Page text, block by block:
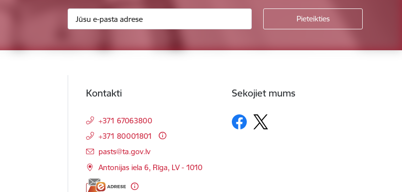
Kontakti
+371 67063800
+371 80001801
E-pasts:
pasts@ta.gov.lv
Antonijas iela 6, Rīga, LV - 1010
Sekojiet mums